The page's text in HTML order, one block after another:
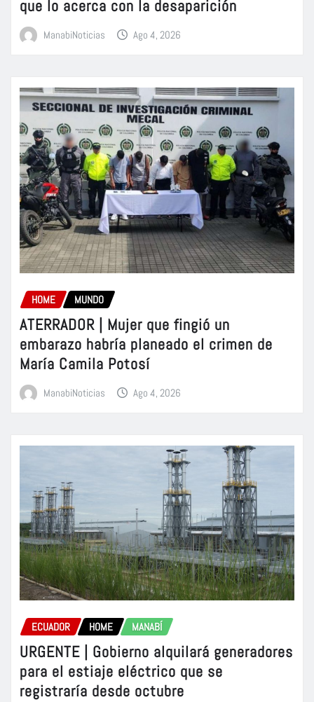
que lo acerca con la desaparición
ManabiNoticias Ago 4, 2026
HOME MUNDO
ATERRADOR | Mujer que fingió un
embarazo habría planeado el crimen de
María Camila Potosí
ManabiNoticias Ago 4, 2026
ECUADOR HOME MANABÍ
URGENTE | Gobierno alquilará generadores
para el estiaje eléctrico que se
registraría desde octubre